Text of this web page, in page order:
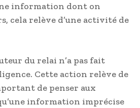
information dont on
cela relève d’une activité de
du relai n’a pas fait
Cette action relève de
de penser aux
information imprécise